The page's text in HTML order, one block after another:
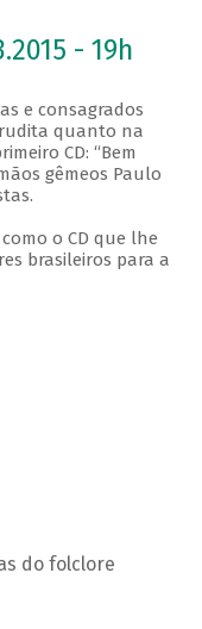
- 19h
e consagrados
quanto na
CD: “Bem
gêmeos Paulo
o CD que lhe
brasileiros para a
do folclore